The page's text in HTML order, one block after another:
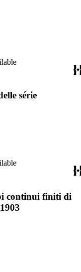
série
continui finiti di